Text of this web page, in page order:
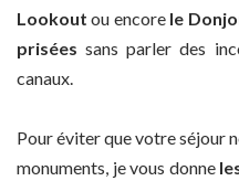
Lookout ou encore le
prisées sans parler des
canaux.
Pour éviter que votre séjour
monuments, je vous donne